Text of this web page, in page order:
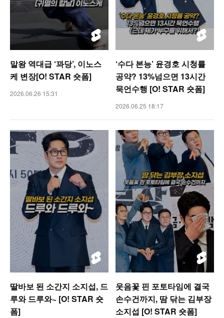
말왕 역대급 ‘꽈당’, 이노스
케 변장[O! STAR 숏폼]
2026.06.26 15:31
‘수다 본능’ 윤경호 시청률
공약? 13%넘으면 13시간
묵언수행 [O! STAR 숏폼]
2026.06.25 18:17
딸바보 된 소간지 소지섭, 드
루와 드루와~ [O! STAR 숏
폼]
웃음꽃 핀 포토타임에 결국
손수건까지, 땀 닦는 김부장
소지섭 [O! STAR 숏폼]